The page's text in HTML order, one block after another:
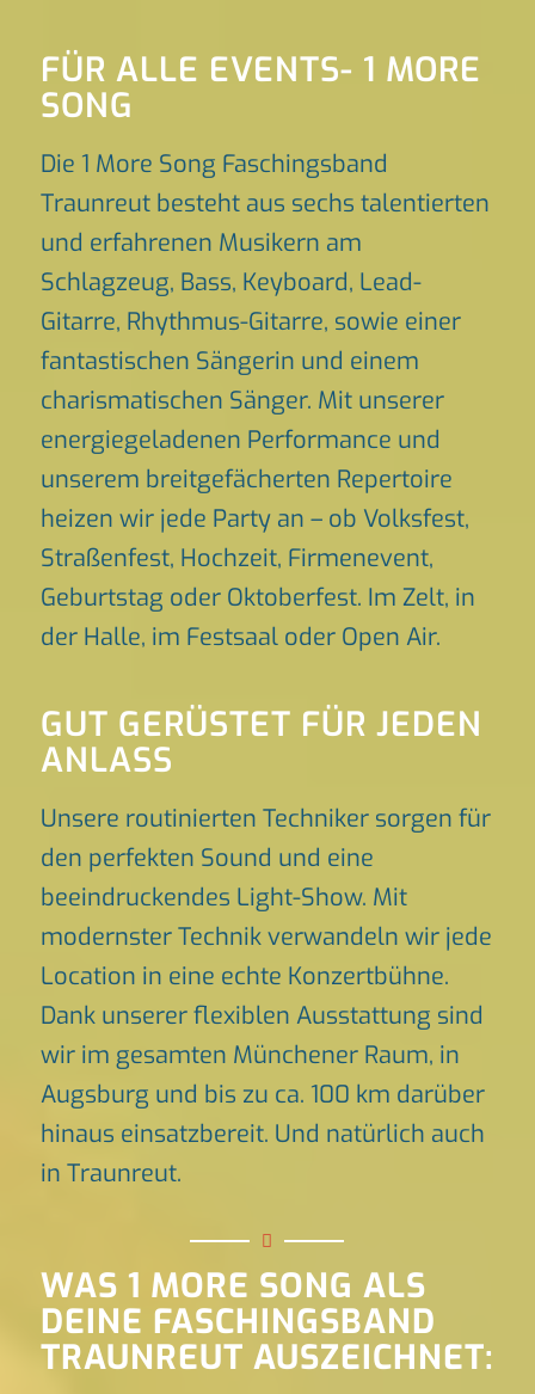
FÜR ALLE EVENTS- 1 MORE
SONG
Die 1 More Song Faschingsband
Traunreut besteht aus sechs talentierten
und erfahrenen Musikern am
Schlagzeug, Bass, Keyboard, Lead-
Gitarre, Rhythmus-Gitarre, sowie einer
fantastischen Sängerin und einem
charismatischen Sänger. Mit unserer
energiegeladenen Performance und
unserem breitgefächerten Repertoire
heizen wir jede Party an – ob Volksfest,
Straßenfest, Hochzeit, Firmenevent,
Geburtstag oder Oktoberfest. Im Zelt, in
der Halle, im Festsaal oder Open Air.
GUT GERÜSTET FÜR JEDEN
ANLASS
Unsere routinierten Techniker sorgen für
den perfekten Sound und eine
beeindruckendes Light-Show. Mit
modernster Technik verwandeln wir jede
Location in eine echte Konzertbühne.
Dank unserer flexiblen Ausstattung sind
wir im gesamten Münchener Raum, in
Augsburg und bis zu ca. 100 km darüber
hinaus einsatzbereit. Und natürlich auch
in Traunreut.
WAS 1 MORE SONG ALS
DEINE FASCHINGSBAND
TRAUNREUT AUSZEICHNET: